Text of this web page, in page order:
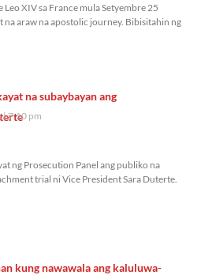
XIV sa France mula Setyembre 25
na araw na apostolic journey. Bibisitahin ng
na subaybayan ang
7:10 pm
ng Prosecution Panel ang publiko na
trial ni Vice President Sara Duterte.
kung nawawala ang kaluluwa-